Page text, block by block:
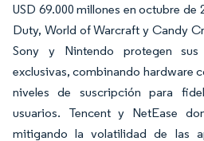
USD 69.000 millones en octubre
Duty, World of Warcraft y Candy
Sony y Nintendo protegen sus
exclusivas, combinando hardware
niveles de suscripción para
usuarios. Tencent y NetEase
mitigando la volatilidad de las